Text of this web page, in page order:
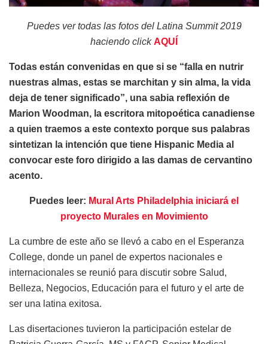
Puedes ver todas las fotos del Latina Summit 2019
haciendo click AQUÍ
Todas están convenidas en que si se “falla en nutrir
nuestras almas, estas se marchitan y sin alma, la vida
deja de tener significado”, una sabia reflexión de
Marion Woodman, la escritora mitopoética canadiense
a quien traemos a este contexto porque sus palabras
sintetizan la intención que tiene Hispanic Media al
convocar este foro dirigido a las damas de cervantino
acento.
Puedes leer: Mural Arts Philadelphia iniciará el
proyecto Murales en Movimiento
La cumbre de este año se llevó a cabo en el Esperanza
College, donde un panel de expertos nacionales e
internacionales se reunió para discutir sobre Salud,
Belleza, Negocios, Educación para el futuro y el arte de
ser una latina exitosa.
Las disertaciones tuvieron la participación estelar de